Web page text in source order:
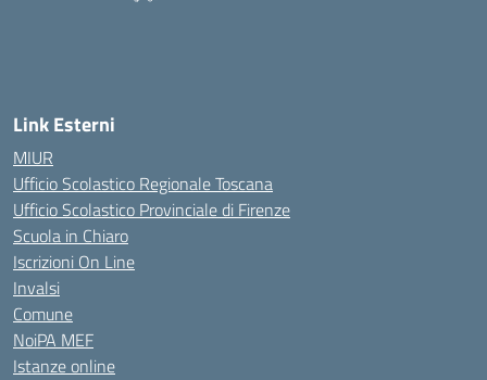
Link Esterni
MIUR
Ufficio Scolastico Regionale Toscana
Ufficio Scolastico Provinciale di Firenze
Scuola in Chiaro
Iscrizioni On Line
Invalsi
Comune
NoiPA MEF
Istanze online